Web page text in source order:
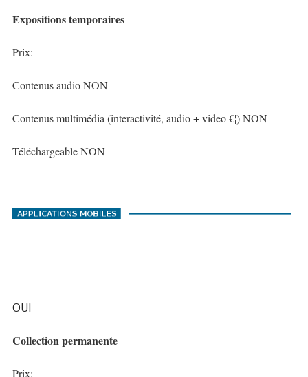
Expositions temporaires
Prix:
Contenus audio NON
Contenus multimédia (interactivité, audio + video €¦) NON
Téléchargeable NON
OUI
Collection permanente
Prix: